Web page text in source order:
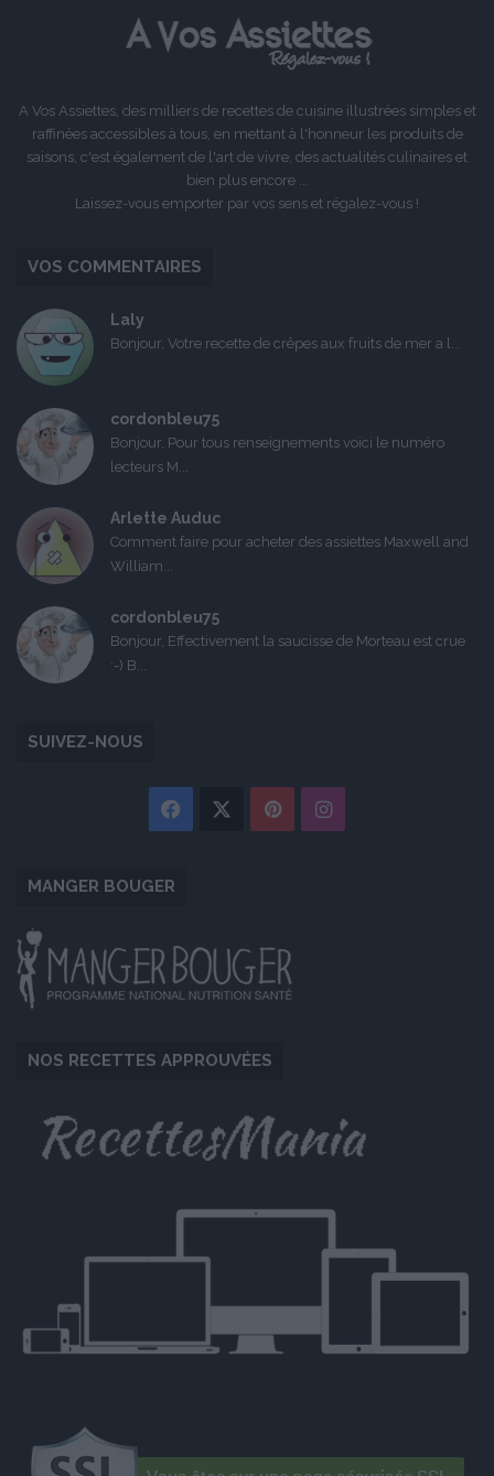
A Vos Assiettes, des milliers de recettes de cuisine illustrées simples et
raffinées accessibles à tous, en mettant à l'honneur les produits de
saisons, c'est également de l'art de vivre, des actualités culinaires et
bien plus encore ...
Laissez-vous emporter par vos sens et régalez-vous !
VOS COMMENTAIRES
Laly
Bonjour, Votre recette de crêpes aux fruits de mer a l...
cordonbleu75
Bonjour, Pour tous renseignements voici le numéro
lecteurs M...
Arlette Auduc
Comment faire pour acheter des assiettes Maxwell and
William...
cordonbleu75
Bonjour, Effectivement la saucisse de Morteau est crue
:-) B...
SUIVEZ-NOUS
Facebook PinterestInstagram
MANGER BOUGER
NOS RECETTES APPROUVÉES